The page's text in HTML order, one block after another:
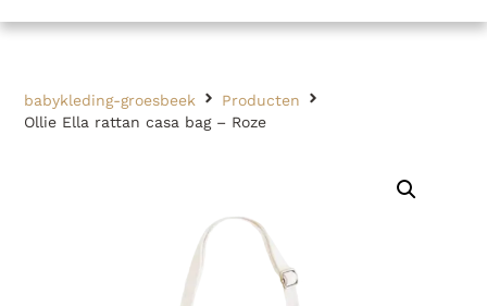
babykleding-groesbeek
Producten
Ollie Ella rattan casa bag – Roze